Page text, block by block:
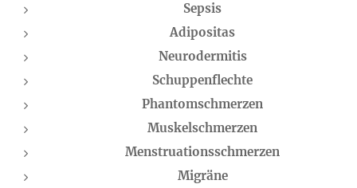
Sepsis
Adipositas
Neurodermitis
Schuppenflechte
Phantomschmerzen
Muskelschmerzen
Menstruationsschmerzen
Migräne